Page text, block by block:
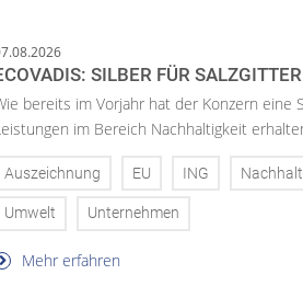
SILBER FÜR
bereits im Vorjahr hat der Konzern eine
im Bereich Nachhaltigkeit
Auszeichnung EU ING
Umwelt Unternehmen
Mehr erfahren